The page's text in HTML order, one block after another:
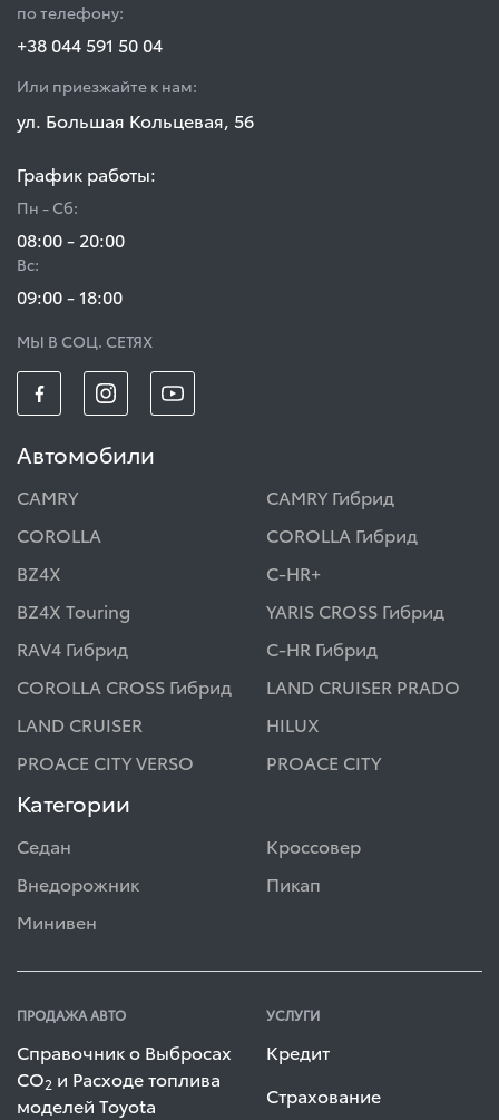
по телефону:
+38 044 591 50 04
Или приезжайте к нам:
ул. Большая Кольцевая, 56
График работы:
Пн - Сб:
08:00 - 20:00
Вс:
09:00 - 18:00
МЫ В СОЦ. СЕТЯХ
Автомобили
CAMRY
CAMRY Гибрид
COROLLA
COROLLA Гибрид
BZ4X
C-HR+
BZ4X Touring
YARIS CROSS Гибрид
RAV4 Гибрид
C-HR Гибрид
COROLLA CROSS Гибрид
LAND CRUISER PRADO
LAND CRUISER
HILUX
PROACE CITY VERSO
PROACE CITY
Категории
Седан
Кроссовер
Внедорожник
Пикап
Минивен
ПРОДАЖА АВТО
Справочник о Выбросах
СО2 и Расходе топлива
моделей Toyota
УСЛУГИ
Кредит
Страхование